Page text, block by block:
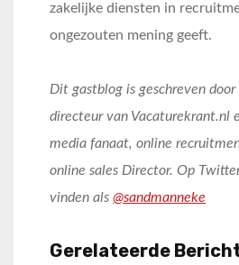
zakelijke diensten in
ongezouten mening geeft.
Dit gastblog is geschreven door
directeur van Vacaturekrant.nl
media fanaat, online
online sales Director. Op
vinden als @sandmanneke
Gerelateerde